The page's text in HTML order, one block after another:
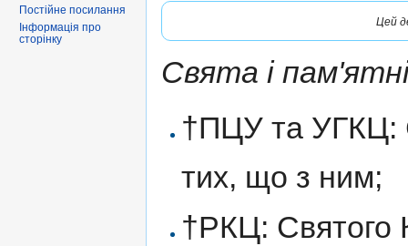
Цей
Свята і
†ПЦУ та УГКЦ:
тих, що з ним;
†РКЦ: Святого
Постійне посилання
Інформація про
сторінку